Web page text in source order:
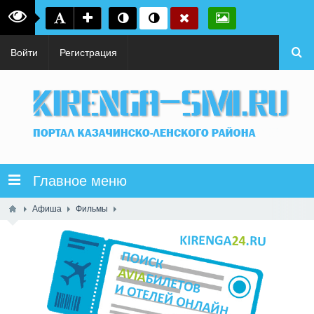
Войти Регистрация
Главное меню
Афиша Фильмы